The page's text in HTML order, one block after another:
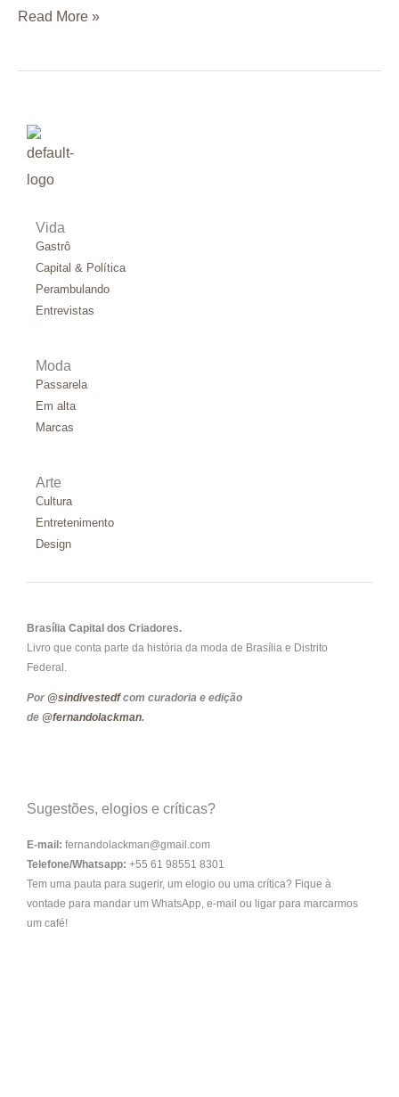
Read More »
Vida
Gastrô
Capital & Política
Perambulando
Entrevistas
Moda
Passarela
Em alta
Marcas
Arte
Cultura
Entretenimento
Design
Brasília Capital dos Criadores.
Livro que conta parte da história da moda de Brasília e Distrito
Federal.
Por @sindivestedfcom curadoria e edição
de @fernandolackman.
Sugestões, elogios e críticas?
E-mail: fernandolackman@gmail.com
Telefone/Whatsapp: +55 61 98551 8301
Tem uma pauta para sugerir, um elogio ou uma crítica? Fique à
vontade para mandar um WhatsApp, e-mail ou ligar para marcarmos
um café!